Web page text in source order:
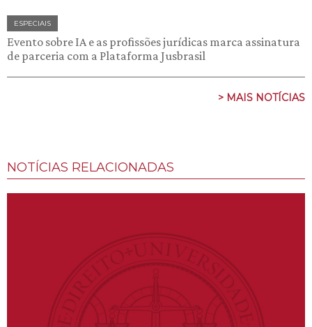
ESPECIAIS
Evento sobre IA e as profissões jurídicas marca assinatura
de parceria com a Plataforma Jusbrasil
> MAIS NOTÍCIAS
NOTÍCIAS RELACIONADAS